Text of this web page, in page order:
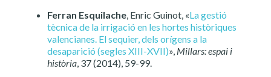
Ferran Esquilache, Enric Guinot, «La gestió
tècnica de la irrigació en les hortes històriques
valencianes. El sequier, dels orígens a la
desaparició (segles XIII-XVII)», Millars: espai i
història, 37 (2014), 59-99.